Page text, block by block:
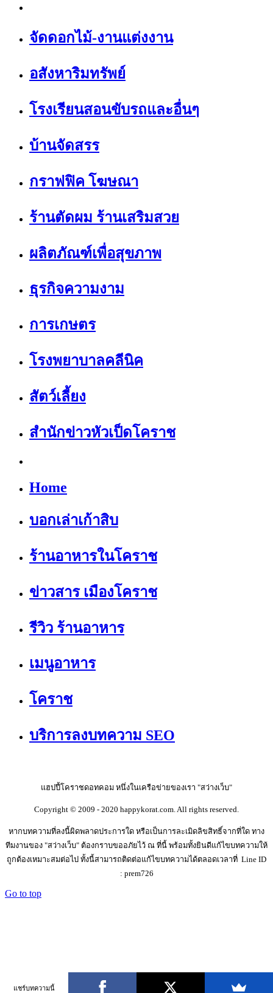
จัดดอกไม้-งานแต่งงาน
อสังหาริมทรัพย์
โรงเรียนสอนขับรถและอื่นๆ
บ้านจัดสรร
กราฟฟิค โฆษณา
ร้านตัดผม ร้านเสริมสวย
ผลิตภัณฑ์เพื่อสุขภาพ
ธุรกิจความงาม
การเกษตร
โรงพยาบาลคลีนิค
สัตว์เลี้ยง
สำนักข่าวหัวเป็ดโคราช
Home
บอกเล่าเก้าสิบ
ร้านอาหารในโคราช
ข่าวสาร เมืองโคราช
รีวิว ร้านอาหาร
เมนูอาหาร
โคราช
บริการลงบทความ SEO
แฮปปี้โคราชดอทคอม หนึ่งในเครือข่ายของเรา "สว่างเว็บ"
Copyright © 2009 - 2020 happykorat.com. All rights reserved.
หากบทความที่ลงนี้ผิดพลาดประการใด หรือเป็นการละเมิดลิขสิทธิ์จากที่ใด ทาง
ทีมงานของ "สว่างเว็บ" ต้องกราบขออภัยไว้ ณ ที่นี้ พร้อมทั้งยินดีแก้ไขบทความให้
ถูกต้องเหมาะสมต่อไป ทั้งนี้สามารถติดต่อแก้ไขบทความได้ตลอดเวลาที่ Line ID
: prem726
Go to top
แชร์บทความนี้